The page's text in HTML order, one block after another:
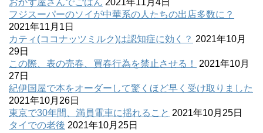
フジスーパーのソイが中華系の人たちの出店多数に？
2021年11月1日
カティ(ココナッツミルク)は認知症に効く？ 2021年10月
29日
この際、表の売春、買春行為を禁止させる！
2021年10月
27日
紀伊国屋で本をオーダーして驚くほど早く受け取りました
2021年10月26日
東京で30年間、満員電車に揺れること 2021年10月25日
タイでの老後 2021年10月25日